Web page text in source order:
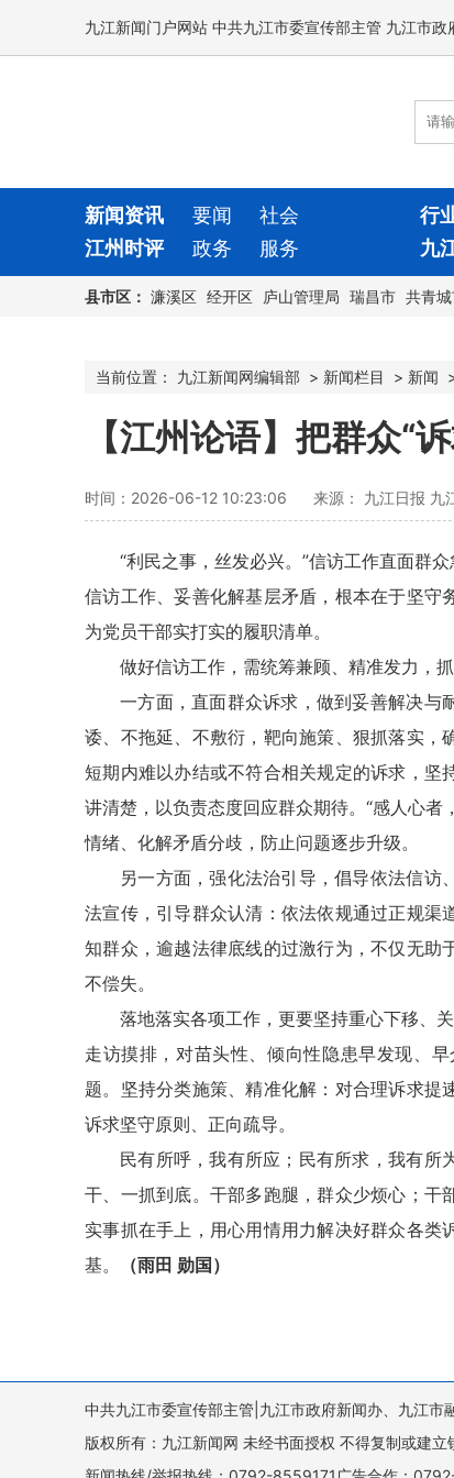
九江新闻门户网站 中共九江市委宣传部主管 九江市
新闻资讯 要闻 社会 行
江州时评
政务 服务 九
县市区： 濂溪区 经开区 庐山管理局 瑞昌市 共青
当前位置： 九江新闻网编辑部 > 新闻栏目 > 新闻
【江州论语】把群众“
时间：2026-06-12 10:23:06 来源： 九江日报 九
“利民之事，丝发必兴。”信访工作直面群
信访工作、妥善化解基层矛盾，根本在于坚
为党员干部实打实的履职清单。
做好信访工作，需统筹兼顾、精准发力，抓
一方面，直面群众诉求，做到妥善解决与
诿、不拖延、不敷衍，靶向施策、狠抓落实，
短期内难以办结或不符合相关规定的诉求，坚
讲清楚，以负责态度回应群众期待。“感人心
情绪、化解矛盾分歧，防止问题逐步升级。
另一方面，强化法治引导，倡导依法信
法宣传，引导群众认清：依法依规通过正规
知群众，逾越法律底线的过激行为，不仅无
不偿失。
落地落实各项工作，更要坚持重心下移、
走访摸排，对苗头性、倾向性隐患早发现、
题。坚持分类施策、精准化解：对合理诉求提
诉求坚守原则、正向疏导。
民有所呼，我有所应；民有所求，我有所
干、一抓到底。干部多跑腿，群众少烦心；干
实事抓在手上，用心用情用力解决好群众各
基。
（雨田 勋国）
中共九江市委宣传部主管|九江市政府新闻办、九江市
版权所有：九江新闻网 未经书面授权 不得复制或建